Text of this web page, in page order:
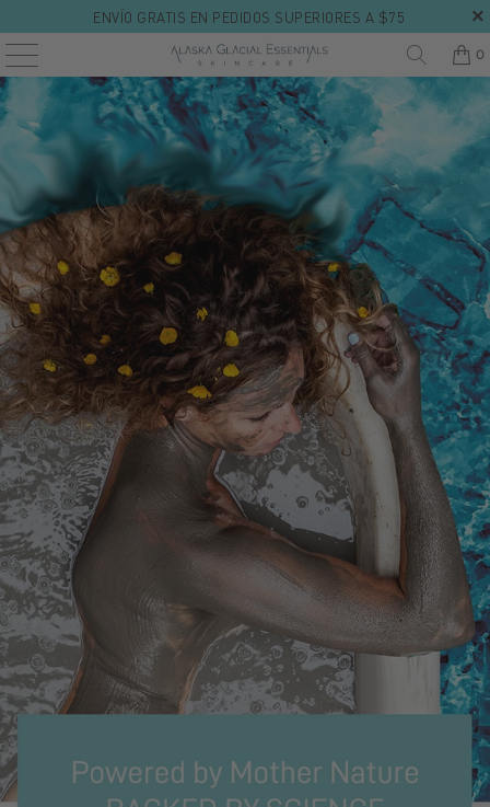
ENVÍO GRATIS EN PEDIDOS SUPERIORES A $75
0